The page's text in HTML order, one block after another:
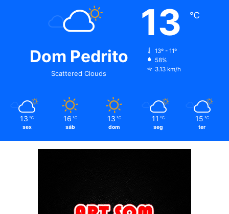
Dom Pedrito
Scattered Clouds
13 ℃
13º - 11º
58%
3.13 km/h
13 ℃
sex
16 ℃
sáb
13 ℃
dom
11 ℃
seg
15 ℃
ter